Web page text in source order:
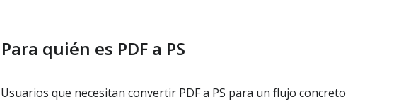
Para quién es PDF a PS
Usuarios que necesitan convertir PDF a PS para un flujo concreto